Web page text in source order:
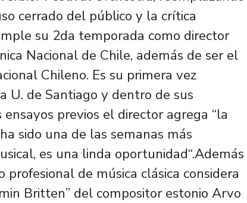
cerrado del público y la crítica
su 2da temporada como director
Nacional de Chile, además de ser el
Chileno. Es su primera vez
U. de Santiago y dentro de sus
previos el director agrega “la
sido una de las semanas más
es una linda oportunidad“.Además
de música clásica considera
Britten” del compositor estonio Arvo